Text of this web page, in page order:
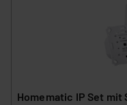
Homematic IP Set mit